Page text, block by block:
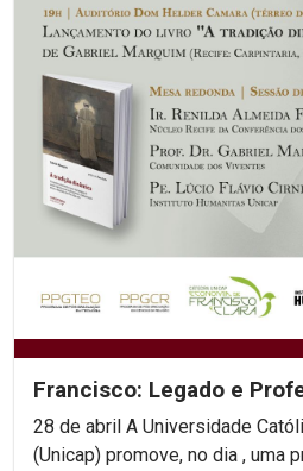
Francisco: Legado e
28 de abril A Universidade Católica de Pernambuco
(Unicap) promove, no dia , uma